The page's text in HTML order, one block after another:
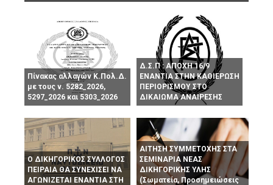
Πίνακας αλλαγών Κ.Πολ.Δ.
με τους ν. 5282_2026,
5297_2026 και 5303_2026
Δ.Σ.Π : ΑΠΟΧΗ 16/9
ΕΝΑΝΤΙΑ ΣΤΗΝ ΚΑΘΙΕΡΩΣΗ
ΠΕΡΙΟΡΙΣΜΟΥ ΣΤΟ
ΔΙΚΑΙΩΜΑ ΑΝΑΙΡΕΣΗΣ
Ο ΔΙΚΗΓΟΡΙΚΟΣ ΣΥΛΛΟΓΟΣ
ΠΕΙΡΑΙΑ ΘΑ ΣΥΝΕΧΙΣΕΙ ΝΑ
ΑΓΩΝΙΖΕΤΑΙ ΕΝΑΝΤΙΑ ΣΤΗ
ΑΙΤΗΣΗ ΣΥΜΜΕΤΟΧΗΣ ΣΤΑ
ΣΕΜΙΝΑΡΙΑ ΝΕΑΣ
ΔΙΚΗΓΟΡΙΚΗΣ ΥΛΗΣ
(Σωματεία, Προσημειώσεις